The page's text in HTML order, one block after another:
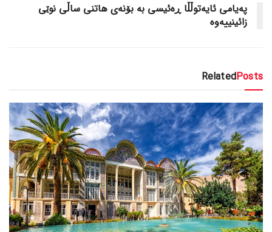
پەیامی ئایەتوڵڵا ڕەئیسی بە بۆنەی هاتنی ساڵی نوێی
زائینییەوە
RelatedPosts